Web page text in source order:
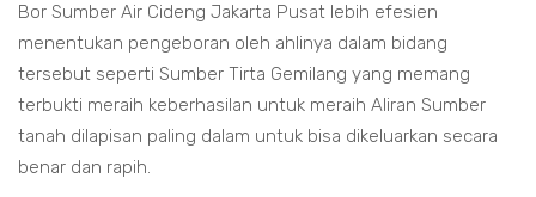
Bor Sumber Air Cideng Jakarta Pusat lebih efesien
menentukan pengeboran oleh ahlinya dalam bidang
tersebut seperti Sumber Tirta Gemilang yang memang
terbukti meraih keberhasilan untuk meraih Aliran Sumber
tanah dilapisan paling dalam untuk bisa dikeluarkan secara
benar dan rapih.